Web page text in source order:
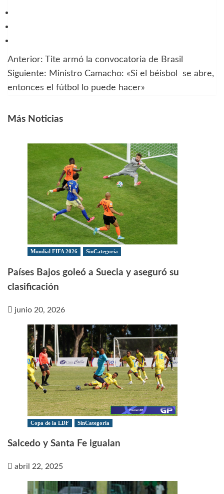
Navegación
de
Anterior: Tite armó la convocatoria de Brasil
Siguiente: Ministro Camacho: «Si el béisbol se abre,
entonces el fútbol lo puede hacer»
Más Noticias
Mundial FIFA 2026 SinCategoria
Países Bajos goleó a Suecia y aseguró su
clasificación
junio 20, 2026
Copa de la LDF SinCategoria
Salcedo y Santa Fe igualan
abril 22, 2025